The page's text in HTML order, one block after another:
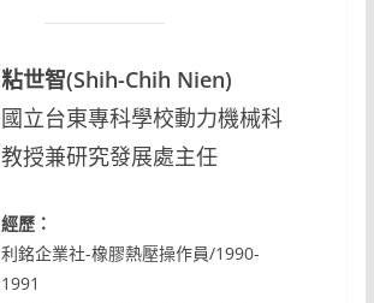
粘世智(Shih-Chih Nien)
國立台東專科學校動力機械科
教授兼研究發展處主任
經歷：
利銘企業社-橡膠熱壓操作員/1990-
1991